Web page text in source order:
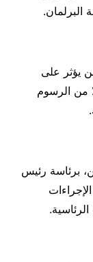
البرلمان.
يؤثر على
من الرسوم
برئاسة رئيس